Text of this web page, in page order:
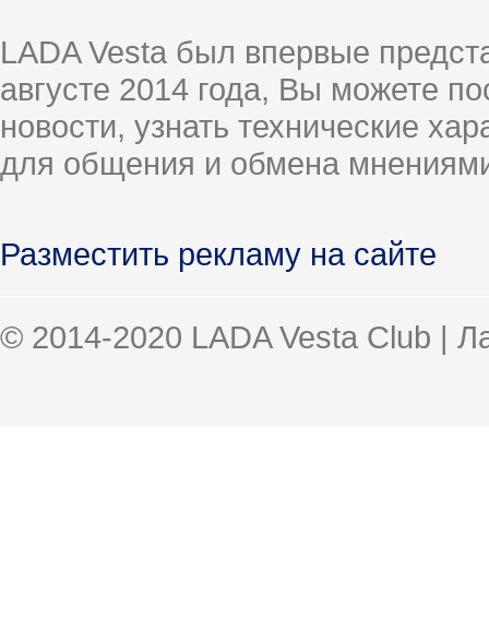
LADA Vesta был впервые
августе 2014 года, Вы можете
новости, узнать технические
для общения и обмена
Разместить рекламу на сайте
© 2014-2020 LADA Vesta Club |